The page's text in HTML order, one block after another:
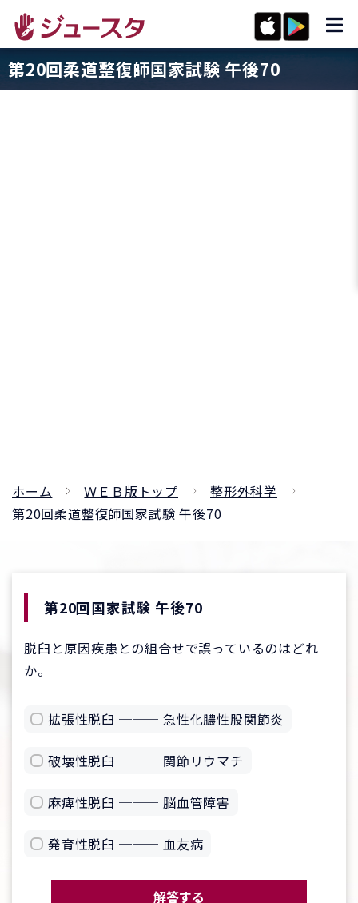
第20回柔道整復師国家試験 午後70
ホーム ＷＥＢ版トップ
整形外科学
第20回柔道整復師国家試験 午後70
第20回国家試験 午後70
脱臼と原因疾患との組合せで誤っているのはどれ
か。
拡張性脱臼 ─── 急性化膿性股関節炎
破壊性脱臼 ─── 関節リウマチ
麻痺性脱臼 ─── 脳血管障害
発育性脱臼 ─── 血友病
解答する